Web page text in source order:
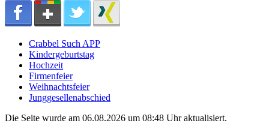
Crabbel Such APP
Kindergeburtstag
Hochzeit
Firmenfeier
Weihnachtsfeier
Junggesellenabschied
Die Seite wurde am 06.08.2026 um 08:48 Uhr aktualisiert.